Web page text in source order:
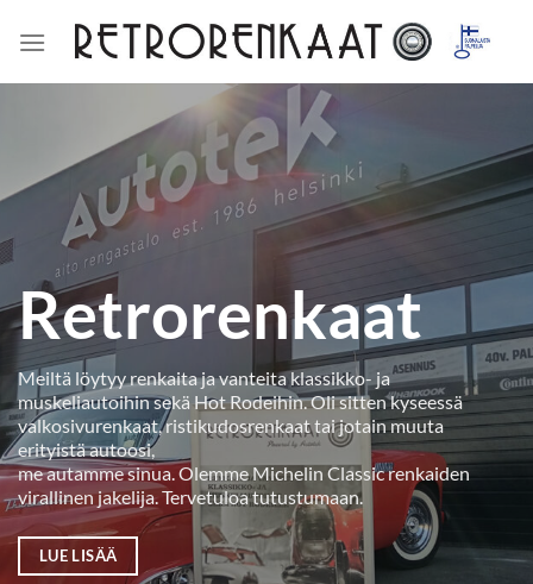
Retrorenkaat
Meiltä löytyy renkaita ja vanteita klassikko- ja
muskeliautoihin sekä Hot Rodeihin. Oli sitten kyseessä
valkosivurenkaat, ristikudosrenkaat tai jotain muuta
erityistä autoosi,
me autamme sinua. Olemme Michelin Classic renkaiden
virallinen jakelija. Tervetuloa tutustumaan.
LUE LISÄÄ